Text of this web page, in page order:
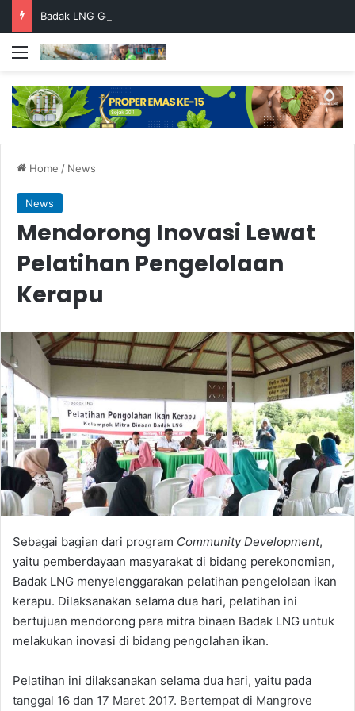
Menu
Home / News
News
Mendorong Inovasi Lewat
Pelatihan Pengelolaan
Kerapu
Sebagai bagian dari program Community Development,
yaitu pemberdayaan masyarakat di bidang perekonomian,
Badak LNG menyelenggarakan pelatihan pengelolaan ikan
kerapu. Dilaksanakan selama dua hari, pelatihan ini
bertujuan mendorong para mitra binaan Badak LNG untuk
melakukan inovasi di bidang pengolahan ikan.
Pelatihan ini dilaksanakan selama dua hari, yaitu pada
tanggal 16 dan 17 Maret 2017. Bertempat di Mangrove